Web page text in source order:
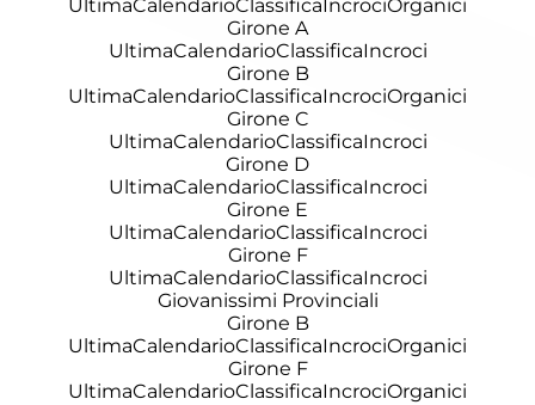
UltimaCalendarioClassificaIncrociOrganici
Girone A
UltimaCalendarioClassificaIncroci
Girone B
UltimaCalendarioClassificaIncrociOrganici
Girone C
UltimaCalendarioClassificaIncroci
Girone D
UltimaCalendarioClassificaIncroci
Girone E
UltimaCalendarioClassificaIncroci
Girone F
UltimaCalendarioClassificaIncroci
Giovanissimi Provinciali
Girone B
UltimaCalendarioClassificaIncrociOrganici
Girone F
UltimaCalendarioClassificaIncrociOrganici